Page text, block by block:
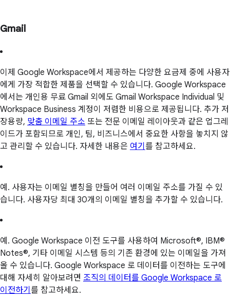
Gmail
이제 Google Workspace에서 제공하는 다양한 요금제 중에 사용자
에게 가장 적합한 제품을 선택할 수 있습니다. Google Workspace
에서는 개인용 무료 Gmail 외에도 Gmail Workspace Individual 및
Workspace Business 계정이 저렴한 비용으로 제공됩니다. 추가 저
장용량, 맞춤 이메일 주소 또는 전문 이메일 레이아웃과 같은 업그레
이드가 포함되므로 개인, 팀, 비즈니스에서 중요한 사항을 놓치지 않
고 관리할 수 있습니다. 자세한 내용은 여기 를 참고하세요.
예. 사용자는 이메일 별칭을 만들어 여러 이메일 주소를 가질 수 있
습니다. 사용자당 최대 30개의 이메일 별칭을 추가할 수 있습니다.
예. Google Workspace 이전 도구를 사용하여 Microsoft®, IBM®
Notes®, 기타 이메일 시스템 등의 기존 환경에 있는 이메일을 가져
올 수 있습니다. Google Workspace 로 데이터를 이전하는 도구에
대해 자세히 알아보려면 조직의 데이터를 Google Workspace 로
이전하기 를 참고하세요.